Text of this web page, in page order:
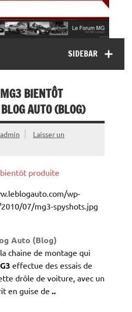
MG Contact
MG F, MG A, Midget…)SIDEBAR
BIENTÔT
AUTO (BLOG)
admin
Laisser un
bientôt produite
Auto (Blog)
chaine de montage qui
effectue des essais de
drôle de voiture, avec un
en guise de ..